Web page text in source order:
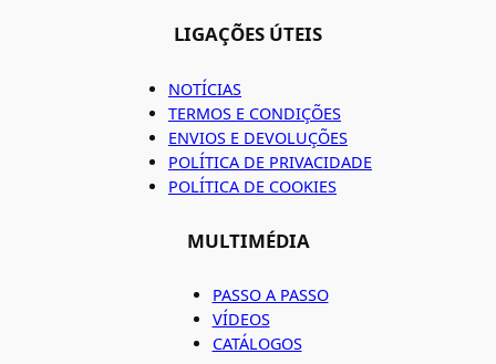
LIGAÇÕES ÚTEIS
NOTÍCIAS
TERMOS E CONDIÇÕES
ENVIOS E DEVOLUÇÕES
POLÍTICA DE PRIVACIDADE
POLÍTICA DE COOKIES
MULTIMÉDIA
PASSO A PASSO
VÍDEOS
CATÁLOGOS